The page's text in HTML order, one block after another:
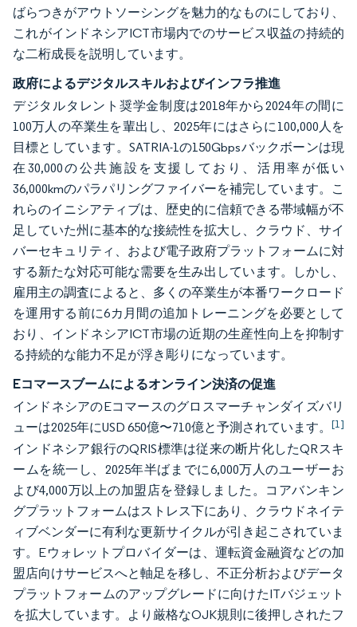
ばらつきがアウトソーシングを魅力的なものにしており、
これがインドネシアICT市場内でのサービス収益の持続的
な二桁成長を説明しています。
政府によるデジタルスキルおよびインフラ推進
デジタルタレント奨学金制度は2018年から2024年の間に
100万人の卒業生を輩出し、2025年にはさらに100,000人を
目標としています。SATRIA-1の150Gbpsバックボーンは現
在30,000の公共施設を支援しており、活用率が低い
36,000kmのパラパリングファイバーを補完しています。こ
れらのイニシアティブは、歴史的に信頼できる帯域幅が不
足していた州に基本的な接続性を拡大し、クラウド、サイ
バーセキュリティ、および電子政府プラットフォームに対
する新たな対応可能な需要を生み出しています。しかし、
雇用主の調査によると、多くの卒業生が本番ワークロード
を運用する前に6カ月間の追加トレーニングを必要として
おり、インドネシアICT市場の近期の生産性向上を抑制す
る持続的な能力不足が浮き彫りになっています。
Eコマースブームによるオンライン決済の促進
インドネシアのEコマースのグロスマーチャンダイズバリ
ューは2025年にUSD 650億〜710億と予測されています。 [1]
インドネシア銀行のQRIS標準は従来の断片化したQRスキ
ームを統一し、2025年半ばまでに6,000万人のユーザーお
よび4,000万以上の加盟店を登録しました。コアバンキン
グプラットフォームはストレス下にあり、クラウドネイテ
ィブベンダーに有利な更新サイクルが引き起こされていま
す。Eウォレットプロバイダーは、運転資金融資などの加
盟店向けサービスへと軸足を移し、不正分析およびデータ
プラットフォームのアップグレードに向けたITバジェット
を拡大しています。より厳格なOJK規則に後押しされたフ